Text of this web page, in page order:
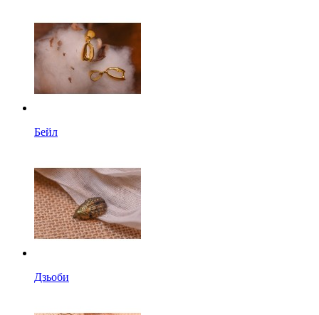
Бейл
Дзьоби